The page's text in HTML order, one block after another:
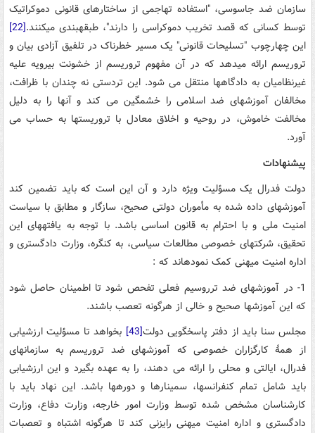
سازمان ضد جاسوسی، "استفاده تهاجمی از ساختارهای قانونی دموکراتیک
توسط کسانی که قصد تخریب دموکراسی را دارند"، طبقه­بندی می­کنند.[22]
این چهارچوب "تسلیحات قانونی" یک مسیر خطرناک در تلفیق آزادی بیان و
تروریسم ارائه می­دهد که در آن مفهوم تروریسم از خشونت بی­رویه علیه
غیر­نظامیان به دادگاه­ها منتقل می شود. این تردستی نه چندان با ظرافت،
مخالفان آموزش­های ضد اسلامی را خشمگین می کند و آنها را به دلیل
مخالفت خاموش، در روحیه و اخلاق معادل با تروریست­ها به حساب می
آورد.
پیشنهادات
دولت فدرال یک مسؤلیت ویژه دارد و آن این است که باید تضمین کند
آموزش­های داده شده به مأموران دولتی صحیح، سازگار و مطابق با سیاست
امنیت ملی و با احترام به قانون اساسی ­باشد. با توجه به یافته­های این
تحقیق، شرکت­های خصوصی مطالعات سیاسی، به کنگره، وزارت دادگستری و
اداره امنیت میهنی کمک نموده­اند که :
1- در آموزش­های ضد ترروسیم فعلی تفحص شود تا اطمینان حاصل شود
که این آموزش­ها صحیح و خالی از هرگونه تعصب باشند.
مجلس سنا باید از دفتر پاسخگویی دولت[43]
بخواهد تا مسؤلیت ارزشیابی
از همۀ کارگزاران خصوصی که آموزش­های ضد تروریسم به سازمان­های
فدرال، ایالتی و محلی را ارائه می دهند، را به عهده بگیرد و این ارزشیابی
باید شامل تمام کنفرانس­ها، سمینار­ها و دوره­ها باشد. این نهاد باید با
کارشناسان مشخص شده توسط وزارت امور خارجه، وزارت دفاع، وزارت
دادگستری و اداره امنیت میهنی رایزنی کند تا هرگونه اشتباه و تعصبات